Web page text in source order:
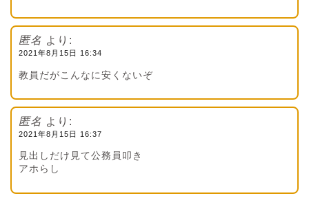
匿名 より:
2021年8月15日 16:34
教員だがこんなに安くないぞ
匿名 より:
2021年8月15日 16:37
見出しだけ見て公務員叩き
アホらし